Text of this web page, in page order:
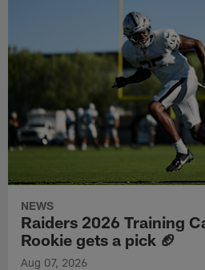
NEWS
Raiders 2026 Training
Rookie gets a pick 🏈
Aug 07, 2026